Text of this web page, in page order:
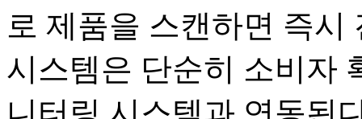
로 제품을 스캔하면 즉시
시스템은 단순히 소비자